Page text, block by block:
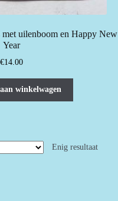
uilenboom en Happy New
Year
€14.00
winkelwagen
Enig resultaat